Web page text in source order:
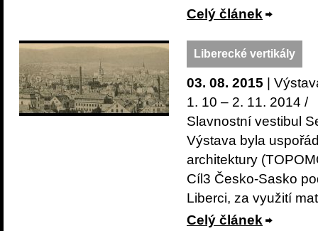
Celý článek
Liberecké vertikály
03. 08. 2015 |
1. 10 – 2. 11. 2014 /
Slavnostní vestibul
Výstava byla
architektury
Cíl3 Česko-Sasko
Liberci, za využití
Celý článek